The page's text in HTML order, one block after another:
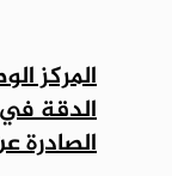
المركز
الدقة في
الصادرة